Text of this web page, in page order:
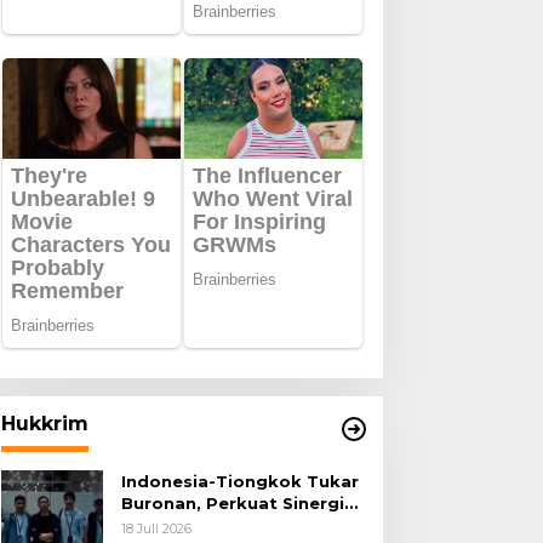
Hukkrim
Indonesia-Tiongkok Tukar
Buronan, Perkuat Sinergi
Penegakan Hukum Lintas
18 Juli 2026